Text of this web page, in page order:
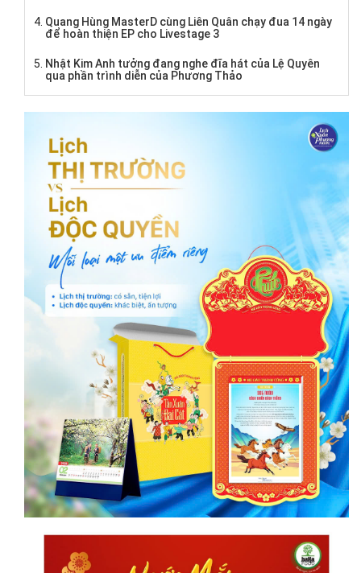
Quang Hùng MasterD cùng Liên Quân chạy đua 14 ngày
để hoàn thiện EP cho Livestage 3
Nhật Kim Anh tưởng đang nghe đĩa hát của Lệ Quyên
qua phần trình diễn của Phương Thảo